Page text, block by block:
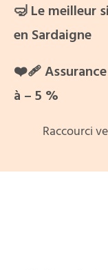
🤿Le meilleur
en Sardaigne
❤️‍🩹
à – 5 %
Raccourci